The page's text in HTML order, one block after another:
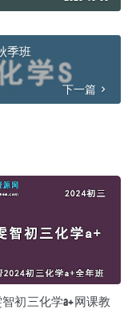
季班
下一篇
智初三化学a+网课教